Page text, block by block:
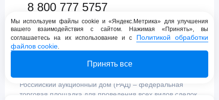
8 800 777 5757
support@lot-online.ru
Техническая поддержка
Российский аукционный дом (РАД) – федеральная
торговая площадка для проведения всех видов сделок
Мы используем файлы cookie и «Яндекс.Метрика» для улучшения
вашего взаимодействия с сайтом. Нажимая «Принять», вы
соглашаетесь на их использование и с Политикой обработки
файлов cookie.
Принять все